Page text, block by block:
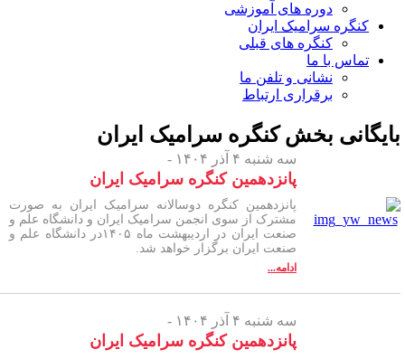
دوره های آموزشی
کنگره سرامیک ایران
کنگره های قبلی
تماس با ما
نشانی و تلفن ما
برقراری ارتباط
بخشکنگره سرامیک ایران
سه شنبه ۴ آذر ۱۴۰۴ -
پانزدهمین کنگره سرامیک ایران
پانزدهمین کنگره دوسالانه سرامیک ایران به صورت
مشترک از سوی انجمن سرامیک ایران و دانشگاه علم و
صنعت ایران در اردیبهشت ماه ۱۴۰۵در دانشگاه علم و
صنعت ایران برگزار خواهد شد.
ادامه...
سه شنبه ۴ آذر ۱۴۰۴ -
پانزدهمین کنگره سرامیک ایران